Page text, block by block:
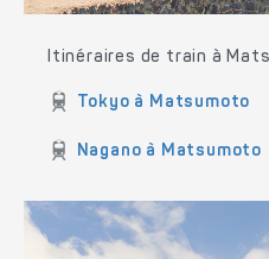
Itinéraires de train à
Tokyo à Matsumoto
Nagano à Matsumoto